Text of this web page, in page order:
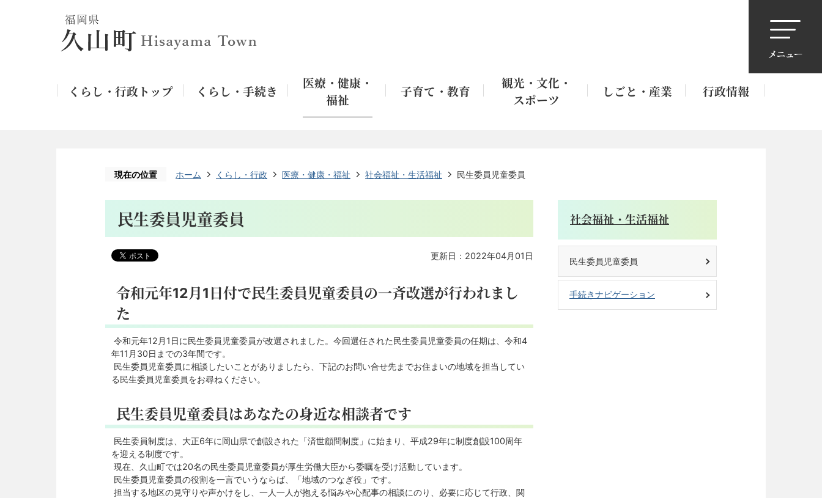
くらし・行政トップ くらし・手続き
医療・健康・
福祉
子育て・教育
観光・文化・
スポーツ
しごと・産業 行政情報
現在の位置 ホーム くらし・行政 医療・健康・福祉 社会福祉・生活福祉 民生委員児童委員
民生委員児童委員
更新日：2022年04月01日
令和元年12月1日付で民生委員児童委員の一斉改選が行われまし
た
令和元年12月1日に民生委員児童委員が改選されました。今回選任された民生委員児童委員の任期は、令和4
年11月30日までの3年間です。
民生委員児童委員に相談したいことがありましたら、下記のお問い合せ先までお住まいの地域を担当してい
る民生委員児童委員をお尋ねください。
民生委員児童委員はあなたの身近な相談者です
民生委員制度は、大正6年に岡山県で創設された「済世顧問制度」に始まり、平成29年に制度創設100周年
を迎える制度です。
現在、久山町では20名の民生委員児童委員が厚生労働大臣から委嘱を受け活動しています。
民生委員児童委員の役割を一言でいうならば、「地域のつなぎ役」です。
担当する地区の見守りや声かけをし、一人一人が抱える悩みや心配事の相談にのり、必要に応じて行政、関
社会福祉・生活福祉
民生委員児童委員
手続きナビゲーション